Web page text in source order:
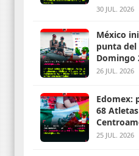
30 JUL. 2026
México
punta del
Domingo
26 JUL. 2026
Edomex:
68
25 JUL. 2026